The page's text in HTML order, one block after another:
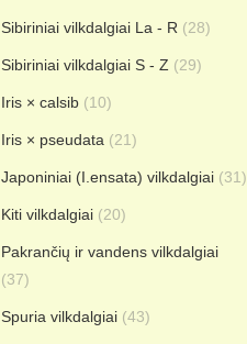
Sibiriniai vilkdalgiai La - R (28)
Sibiriniai vilkdalgiai S - Z (29)
Iris × calsib (10)
Iris × pseudata (21)
Japoniniai (I.ensata) vilkdalgiai (31)
Kiti vilkdalgiai (20)
Pakrančių ir vandens vilkdalgiai
(37)
Spuria vilkdalgiai (43)